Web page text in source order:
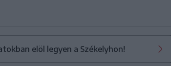
elöl legyen a Székelyhon!